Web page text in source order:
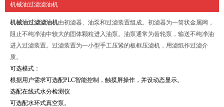
机械油过滤滤油机
机械油过滤滤油机由初滤器、油泵和过滤装置组成。初滤器为一筒状金属网，
阻止不纯净油中较大的固体颗粒进入油泵。油泵通常为齿轮泵，输送不纯净油
进入过滤装置。过滤装置为一小型手工压紧的板框压滤机，用滤纸作过滤介
质。
可选模式：
根据用户需求可选配PLC智能控制，触摸屏操作，并设动态显示。
选配在线式水分检测仪
可选配水环式真空泵。